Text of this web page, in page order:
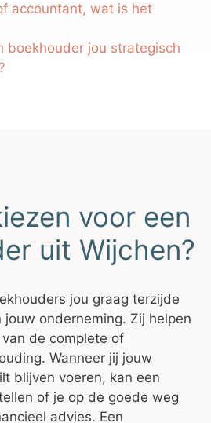
accountant, wat is het
boekhouder jou strategisch
voor een
uit Wijchen?
jou graag terzijde
onderneming. Zij helpen
de complete of
Wanneer jij jouw
blijven voeren, kan een
of je op de goede weg
advies. Een